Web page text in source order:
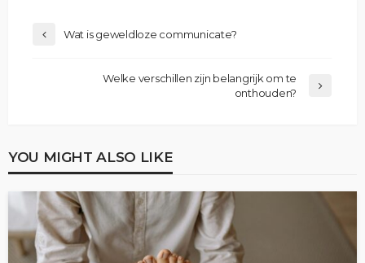
Wat is geweldloze communicate?
Welke verschillen zijn belangrijk om te
onthouden?
YOU MIGHT ALSO LIKE